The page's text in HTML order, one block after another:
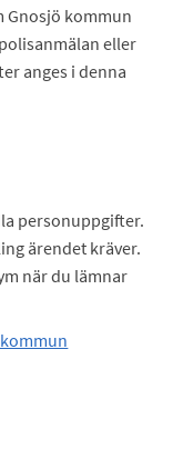
Gnosjö kommun
eller
anges i denna
personuppgifter.
ärendet kräver.
när du lämnar